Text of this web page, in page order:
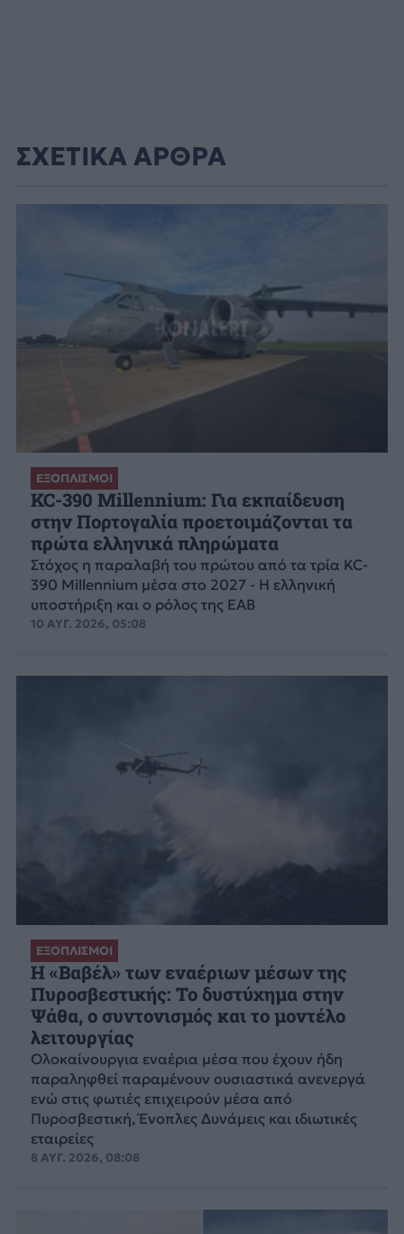
ΣΧΕΤΙΚΑ ΑΡΘΡΑ
ΕΞΟΠΛΙΣΜΟΙ
KC-390 Millennium: Για εκπαίδευση
στην Πορτογαλία προετοιμάζονται τα
πρώτα ελληνικά πληρώματα
Στόχος η παραλαβή του πρώτου από τα τρία KC-
390 Millennium μέσα στο 2027 - Η ελληνική
υποστήριξη και ο ρόλος της ΕΑΒ
10 ΑΥΓ. 2026, 05:08
ΕΞΟΠΛΙΣΜΟΙ
H «Βαβέλ» των εναέριων μέσων της
Πυροσβεστικής: Το δυστύχημα στην
Ψάθα, ο συντονισμός και το μοντέλο
λειτουργίας
Ολοκαίνουργια εναέρια μέσα που έχουν ήδη
παραληφθεί παραμένουν ουσιαστικά ανενεργά
ενώ στις φωτιές επιχειρούν μέσα από
Πυροσβεστική, Ένοπλες Δυνάμεις και ιδιωτικές
εταιρείες
8 ΑΥΓ. 2026, 08:08